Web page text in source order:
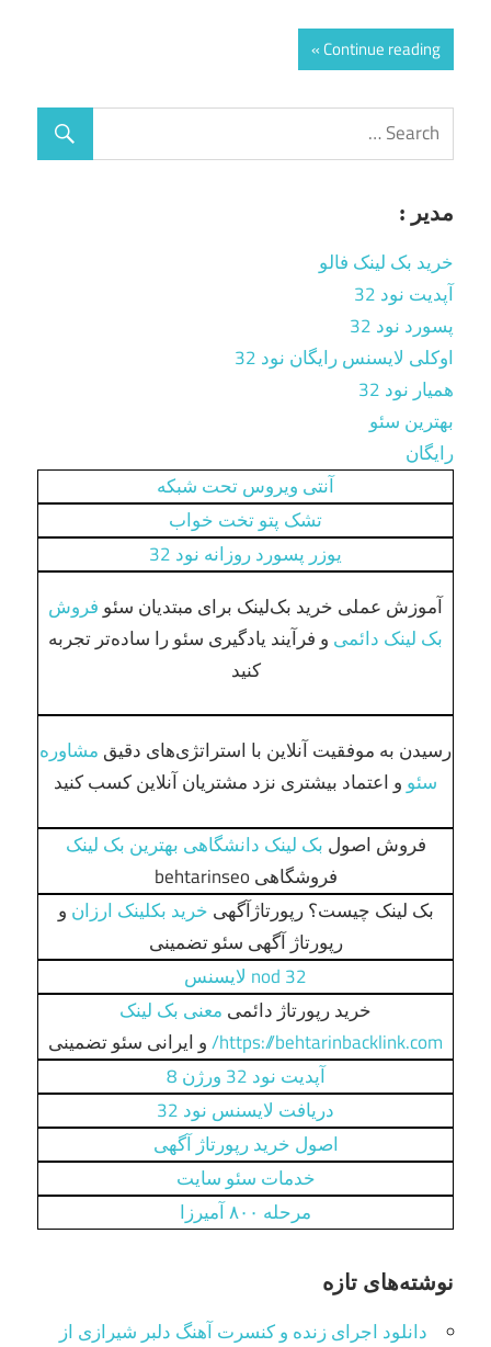
Continue reading
مدیر :
خرید بک لینک فالو
آپدیت نود 32
پسورد نود 32
اوکلی لایسنس رایگان نود 32
همیار نود 32
بهترین سئو
رایگان
آنتی ویروس تحت شبکه
تشک پتو تخت خواب
یوزر پسورد روزانه نود 32
آموزش عملی خرید بک‌لینک برای مبتدیان سئو فروش
بک لینک دائمی و فرآیند یادگیری سئو را ساده‌تر تجربه
کنید
رسیدن به موفقیت آنلاین با استراتژی‌های دقیق مشاوره
سئو و اعتماد بیشتری نزد مشتریان آنلاین کسب کنید
فروش اصول بک لینک دانشگاهی بهترین بک لینک
فروشگاهی behtarinseo
بک لینک چیست؟ رپورتاژآگهی خرید بکلینک ارزان و
رپورتاژ آگهی سئو تضمینی
nod 32 لایسنس
خرید رپورتاژ دائمی معنی بک لینک
https://behtarinbacklink.com/ و ایرانی سئو تضمینی
آپدیت نود 32 ورژن 8
دریافت لایسنس نود 32
اصول خرید رپورتاژ آگهی
خدمات سئو سایت
مرحله ۸۰۰ آمیرزا
نوشته‌های تازه
دانلود اجرای زنده و کنسرت آهنگ دلبر شیرازی از